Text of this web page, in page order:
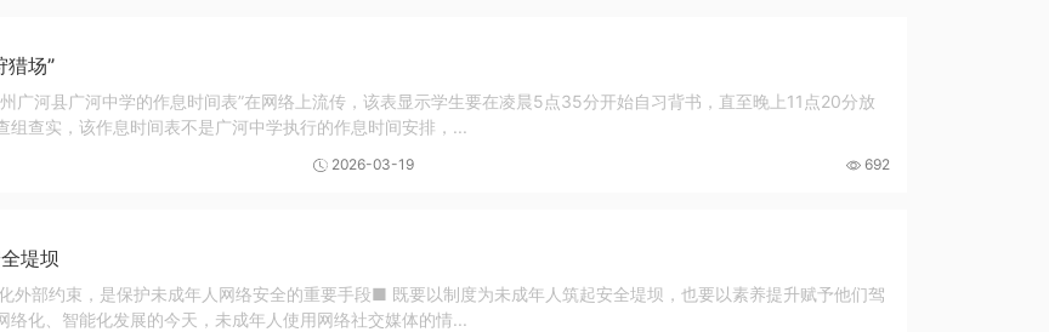
猎场”
广河县广河中学的作息时间表”在网络上流传，该表显示学生要在凌晨5点35分开始自习背书，直至晚上11点20分放
组查实，该作息时间表不是广河中学执行的作息时间安排，...
2026-03-19 692
堤坝
外部约束，是保护未成年人网络安全的重要手段■ 既要以制度为未成年人筑起安全堤坝，也要以素养提升赋予他们驾
络化、智能化发展的今天，未成年人使用网络社交媒体的情...